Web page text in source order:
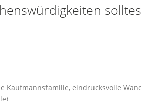
Kaufmannsfamilie, eindrucksvolle